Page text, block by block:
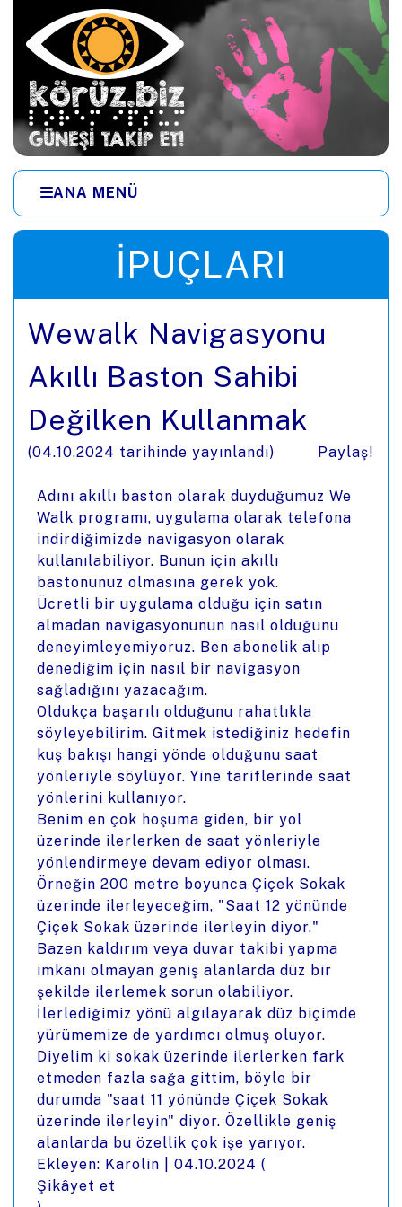
Ana içeriğe zıpla
ANA MENÜ
İPUÇLARI
Wewalk Navigasyonu
Akıllı Baston Sahibi
Değilken Kullanmak
(04.10.2024 tarihinde yayınlandı) Paylaş!
Adını akıllı baston olarak duyduğumuz We
Walk programı, uygulama olarak telefona
indirdiğimizde navigasyon olarak
kullanılabiliyor. Bunun için akıllı
bastonunuz olmasına gerek yok.
Ücretli bir uygulama olduğu için satın
almadan navigasyonunun nasıl olduğunu
deneyimleyemiyoruz. Ben abonelik alıp
denediğim için nasıl bir navigasyon
sağladığını yazacağım.
Oldukça başarılı olduğunu rahatlıkla
söyleyebilirim. Gitmek istediğiniz hedefin
kuş bakışı hangi yönde olduğunu saat
yönleriyle söylüyor. Yine tariflerinde saat
yönlerini kullanıyor.
Benim en çok hoşuma giden, bir yol
üzerinde ilerlerken de saat yönleriyle
yönlendirmeye devam ediyor olması.
Örneğin 200 metre boyunca Çiçek Sokak
üzerinde ilerleyeceğim, "Saat 12 yönünde
Çiçek Sokak üzerinde ilerleyin diyor."
Bazen kaldırım veya duvar takibi yapma
imkanı olmayan geniş alanlarda düz bir
şekilde ilerlemek sorun olabiliyor.
İlerlediğimiz yönü algılayarak düz biçimde
yürümemize de yardımcı olmuş oluyor.
Diyelim ki sokak üzerinde ilerlerken fark
etmeden fazla sağa gittim, böyle bir
durumda "saat 11 yönünde Çiçek Sokak
üzerinde ilerleyin" diyor. Özellikle geniş
alanlarda bu özellik çok işe yarıyor.
Ekleyen: Karolin | 04.10.2024 (
Şikâyet et
Menüye zıpla